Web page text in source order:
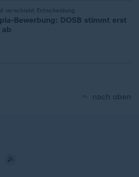
verschiebt Entscheidung
Bewerbung: DOSB stimmt erst
nach oben